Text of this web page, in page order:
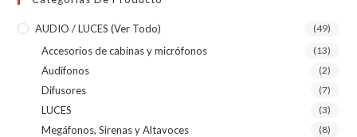
AUDIO / LUCES (ver Todo) (49)
Accesorios de cabinas y micrófonos (13)
Audífonos (2)
Difusores (7)
LUCES (3)
Megáfonos, Sirenas y Altavoces (8)